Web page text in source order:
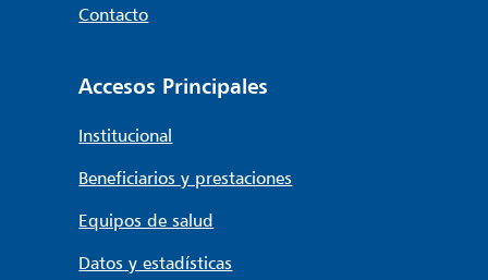
Contacto
Accesos Principales
Institucional
Beneficiarios y prestaciones
Equipos de salud
Datos y estadísticas